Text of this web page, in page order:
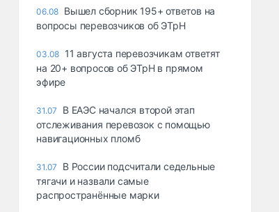
06.08 Вышел сборник 195+ ответов на
вопросы перевозчиков об ЭТрН
03.08 11 августа перевозчикам ответят
на 20+ вопросов об ЭТрН в прямом
эфире
31.07
В ЕАЭС начался второй этап
отслеживания перевозок с помощью
навигационных пломб
31.07
В России подсчитали седельные
тягачи и назвали самые
распространённые марки